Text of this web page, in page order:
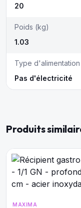
20
Poids (kg)
1.03
Type d'alimentation
Pas d'électricité
Produits
MAXIMA